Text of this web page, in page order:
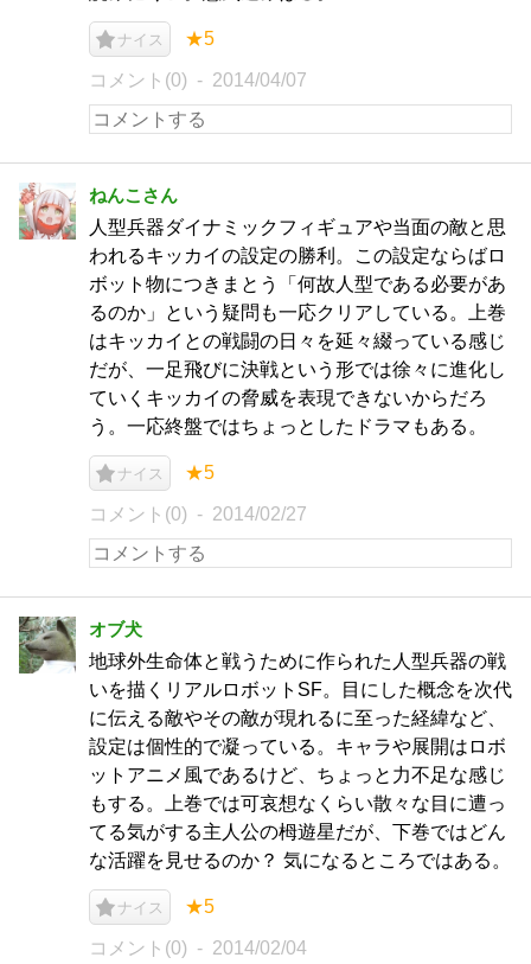
ナイス ★5
コメント(0) 2014/04/07
ねんこさん
人型兵器ダイナミックフィギュアや当面の敵と思
われるキッカイの設定の勝利。この設定ならばロ
ボット物につきまとう「何故人型である必要があ
るのか」という疑問も一応クリアしている。上巻
はキッカイとの戦闘の日々を延々綴っている感じ
だが、一足飛びに決戦という形では徐々に進化し
ていくキッカイの脅威を表現できないからだろ
う。一応終盤ではちょっとしたドラマもある。
ナイス ★5
コメント(0) 2014/02/27
オブ犬
地球外生命体と戦うために作られた人型兵器の戦
いを描くリアルロボットSF。目にした概念を次代
に伝える敵やその敵が現れるに至った経緯など、
設定は個性的で凝っている。キャラや展開はロボ
ットアニメ風であるけど、ちょっと力不足な感じ
もする。上巻では可哀想なくらい散々な目に遭っ
てる気がする主人公の栂遊星だが、下巻ではどん
な活躍を見せるのか？ 気になるところではある。
ナイス ★5
コメント(0) 2014/02/04